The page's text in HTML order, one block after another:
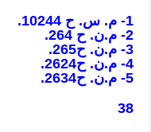
1- م. س. ح 10244.
2- م.ن. ح 264.
3- م.ن. ح265.
4- م.ن. ح2624.
5- م.ن. ح2634.
38